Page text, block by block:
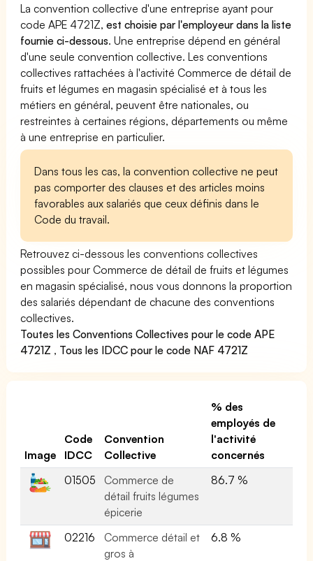
La convention collective d'une entreprise ayant pour
code APE 4721Z,est choisie par l'employeur dans la liste
fournie ci-dessous. Une entreprise dépend en général
d'une seule convention collective. Les conventions
collectives rattachées à l'activité Commerce de détail de
fruits et légumes en magasin spécialisé et à tous les
métiers en général, peuvent être nationales, ou
restreintes à certaines régions, départements ou même
à une entreprise en particulier.
Dans tous les cas, la convention collective ne peut
pas comporter des clauses et des articles moins
favorables aux salariés que ceux définis dans le
Code du travail.
Retrouvez ci-dessous les conventions collectives
possibles pour Commerce de détail de fruits et légumes
en magasin spécialisé, nous vous donnons la proportion
des salariés dépendant de chacune des conventions
collectives.
Toutes les Conventions Collectives pour le code APE
4721Z , Tous les IDCC pour le code NAF 4721Z
Image
Code
IDCC
Convention
Collective
% des
employés de
l'activité
concernés
01505
Commerce de
détail fruits légumes
épicerie
86.7 %
02216
Commerce détail et
gros à
6.8 %